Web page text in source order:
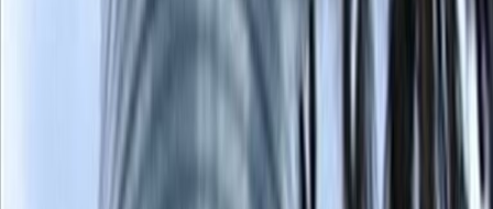
Make a home for your business in this
prosperous district, joining a vibrant mix of
marketing agencies, tech firms and financial
consultancies. With parks, gardens and plenty
of places to eat within walking distance, you’re
in the perfect spot to switch off and reset
when the working day is done